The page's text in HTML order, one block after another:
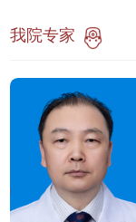
我院专家